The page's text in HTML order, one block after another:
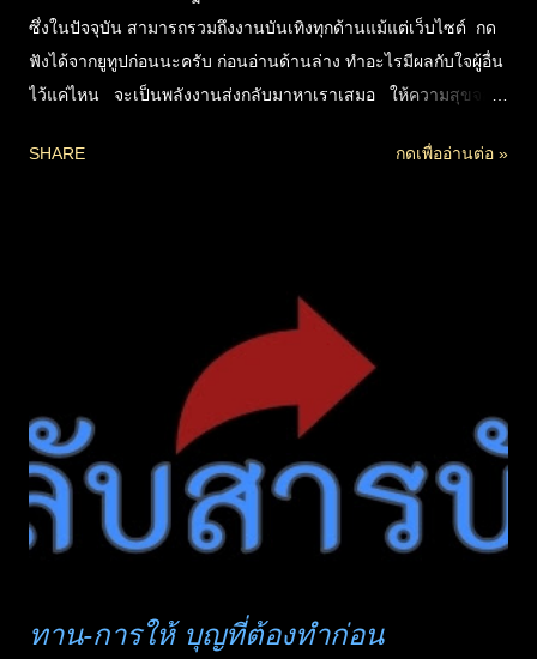
ซึ่งในปัจจุบัน สามารถรวมถึงงานบันเทิงทุกด้านแม้แต่เว็บไซต์ กด
ฟังได้จากยูทูปก่อนนะครับ ก่อนอ่านด้านล่าง ทำอะไรมีผลกับใจผู้อื่น
ไว้แค่ไหน จะเป็นพลังงานส่งกลับมาหาเราเสมอ ให้ความสุขจอม
ชอบ การร่าเริงในกิเลส ในเรื่องไม่จริง เป็นโมหะ ( ความหลง )
ต่อเป็นการลงอบายภูมิ จึงควรพิจารณา ไม่มีอาชีพอะไรไม่มีบาป
เลย ยกเว้น .. การบวชที่ปฏิบัติได้เคร่งครัดถูกต้องตามวินัย แม้จะ
ทำอาชีพเสี่ยงบาป ( หนัก ) แต่เราสามารถเสริมบุญให้ตัวเองได้
ด้วยการทำบุญในด้านที่ส่งเสริม และคานอำนาจผลกรรมนั้น ๆ
ได้ ...
SHARE กดเพื่ออ่านต่อ »
ทาน-การให้ บุญที่ต้องทำก่อน